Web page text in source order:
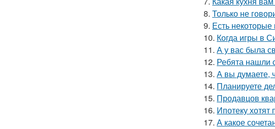
8. Только не
9. Есть
10. Когда игры в
11. А у вас была
12. Ребята нашли
13. А вы думаете,
14. Планируете
15. Продавцов
16. Ипотеку хотят
17. А какое